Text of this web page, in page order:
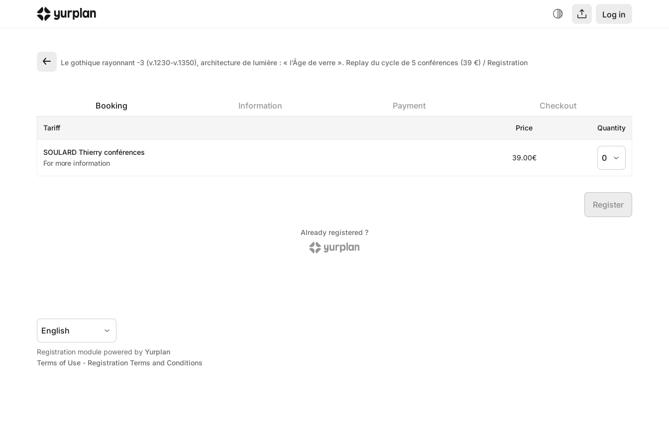
Log in
Le gothique rayonnant -3 (v.1230-v.1350), architecture de lumière : « l’Âge de verre ». Replay du cycle de 5 conférences (39 €) Registration
Registration module powered by Yurplan
Terms of Use - Registration Terms and Conditions